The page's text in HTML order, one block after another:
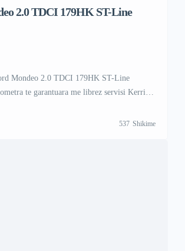
Ford Mondeo 2.0 TDCI 179HK ST-Line
Mondeo 2.0 TDCI 179HK ST-Line
te garantuara me librez servisi Kerri
informata na telefononi ose na shkrune ne
537 Shikime